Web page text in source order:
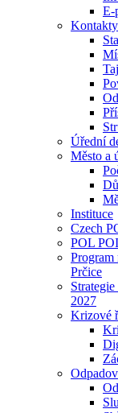
E-
Kontakty
Úřední
Město a
Instituce
Czech
POL
Program
Prčice
2027
Krizové